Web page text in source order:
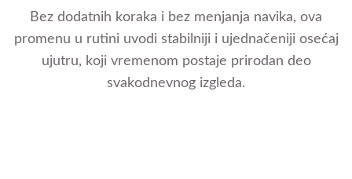
Bez dodatnih koraka i bez menjanja navika, ova
promenu u rutini uvodi stabilniji i ujednačeniji osećaj
ujutru, koji vremenom postaje prirodan deo
svakodnevnog izgleda.